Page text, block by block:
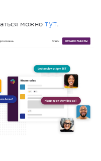
можно тут.